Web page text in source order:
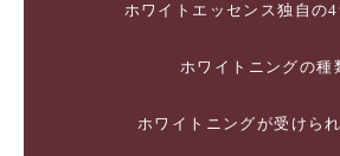
ホワイトエッセンス独自の
ホワイトニングの種
ホワイトニングが受けら